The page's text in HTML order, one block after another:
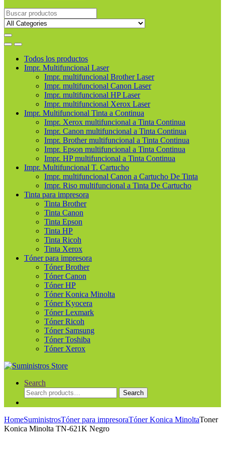
Buscar
productos
Todos los productos
Impr. Multifuncional Laser
Impr. multifuncional Brother Laser
Impr. multifuncional Canon Laser
Impr. multifuncional HP Laser
Impr. multifuncional Xerox Laser
Impr. Multifuncional Tinta a Continua
Impr. Xerox multifuncional a Tinta Continua
Impr. Canon multifuncional a Tinta Continua
Impr. Brother multifuncional a Tinta Continua
Impr. Epson multifuncional a Tinta Continua
Impr. HP multifuncional a Tinta Continua
Impr. Multifuncional T. Cartucho
Impr. multifuncional Canon a Cartucho De Tinta
Impr. Riso multifuncional a Tinta De Cartucho
Tinta para impresora
Tinta Brother
Tinta Canon
Tinta Epson
Tinta HP
Tinta Ricoh
Tinta Xerox
Tóner para impresora
Tóner Brother
Tóner Canon
Tóner HP
Tóner Konica Minolta
Tóner Kyocera
Tóner Lexmark
Tóner Ricoh
Tóner Samsung
Tóner Toshiba
Tóner Xerox
Search
Search
for:
Search
HomeSuministrosTóner para impresoraTóner Konica MinoltaToner
Konica Minolta TN-621K Negro